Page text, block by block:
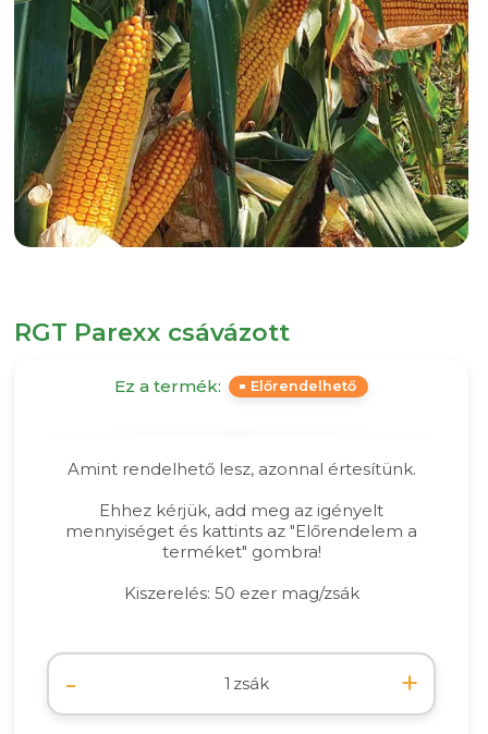
RGT Parexx csávázott
Ez a termék: Előrendelhető
Amint rendelhető lesz, azonnal értesítünk.
Ehhez kérjük, add meg az igényelt
mennyiséget és kattints az "Előrendelem a
terméket" gombra!
Kiszerelés: 50 ezer mag/zsák
- zsák +